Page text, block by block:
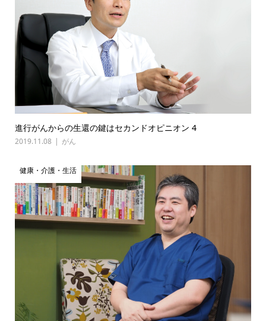
進行がんからの生還の鍵はセカンドオピニオン 4
2019.11.08 がん
健康・介護・生活